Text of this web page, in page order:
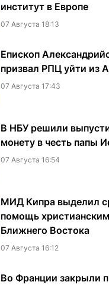
институт в Европе
07 Августа 18:13
Епископ
призвал РПЦ уйти из
07 Августа 17:43
В НБУ решили
монету в честь папы
07 Августа 16:54
МИД Кипра выделил
помощь
Ближнего Востока
07 Августа 16:12
Во Франции закрыли